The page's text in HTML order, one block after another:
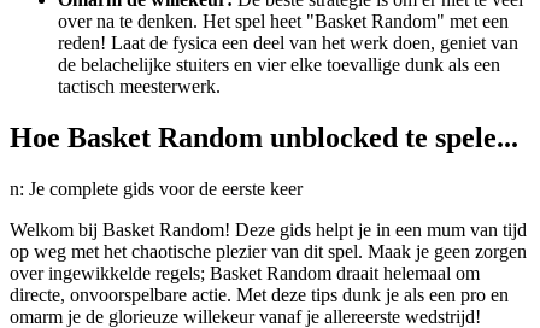
over na te denken. Het spel heet "Basket Random" met een
reden! Laat de fysica een deel van het werk doen, geniet van
de belachelijke stuiters en vier elke toevallige dunk als een
tactisch meesterwerk.
Hoe Basket Random unblocked te spele...
n: Je complete gids voor de eerste keer
Welkom bij Basket Random! Deze gids helpt je in een mum van tijd
op weg met het chaotische plezier van dit spel. Maak je geen zorgen
over ingewikkelde regels; Basket Random draait helemaal om
directe, onvoorspelbare actie. Met deze tips dunk je als een pro en
omarm je de glorieuze willekeur vanaf je allereerste wedstrijd!